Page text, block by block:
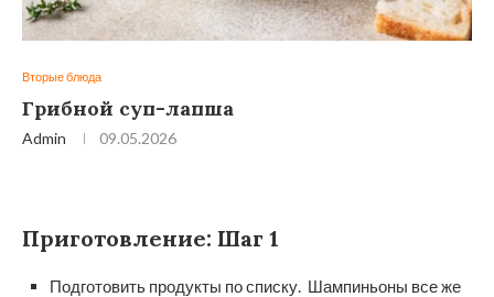
Вторые блюда
Грибной суп-лапша
Admin 09.05.2026
Приготовление: Шаг 1
Подготовить продукты по списку. Шампиньоны все же